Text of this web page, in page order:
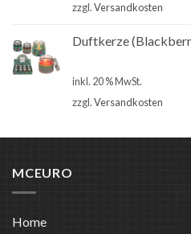
zzgl.Versandkosten
Duftkerze
inkl. 20 % MwSt.
zzgl.Versandkosten
MCEURO
Home